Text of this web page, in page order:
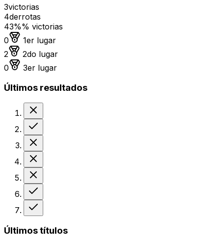
3victorias
4derrotas
43%% victorias
0
Medalla de oro
1er lugar
2
Medalla de plata
2do lugar
0
Medalla de bronce
3er lugar
Últimos resultados
Últimos títulos